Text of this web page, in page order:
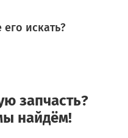
искать?
запчасть?
найдём!